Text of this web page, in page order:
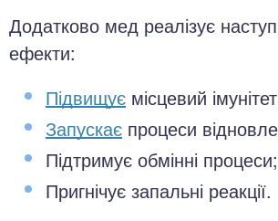
Додатково мед реалізує
ефекти:
Підвищує місцевий
Запускає процеси
Підтримує обмінні процеси;
Пригнічує запальні реакції.